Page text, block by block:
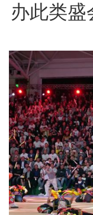
办此类盛